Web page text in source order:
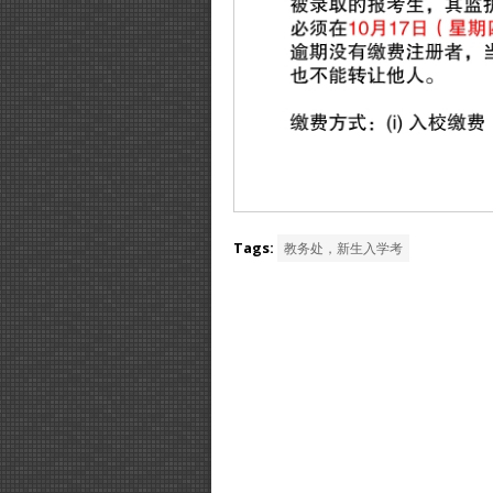
Tags: 教务处，新生入学考